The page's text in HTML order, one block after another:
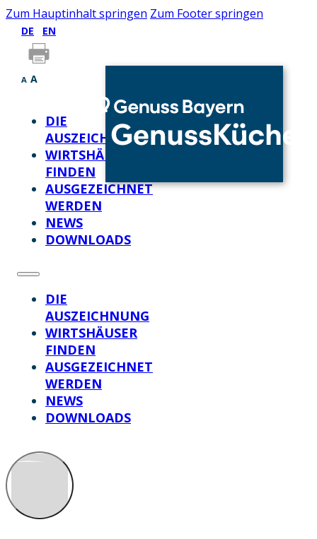
Zum Hauptinhalt springen Zum Footer springen
DE EN
A A
DIE
AUSZEICHNUNG
WIRTSHÄUSER
FINDEN
AUSGEZEICHNET
WERDEN
NEWS
DOWNLOADS
DIE
AUSZEICHNUNG
WIRTSHÄUSER
FINDEN
AUSGEZEICHNET
WERDEN
NEWS
DOWNLOADS